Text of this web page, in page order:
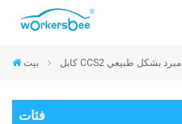
بيت كابل CCS2 مبرد بشكل طبيعي
فئات